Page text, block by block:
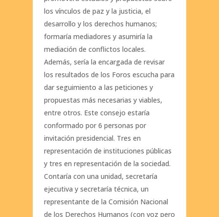
los vínculos de paz y la justicia, el
desarrollo y los derechos humanos;
formaría mediadores y asumiría la
mediación de conflictos locales.
Además, sería la encargada de revisar
los resultados de los Foros escucha para
dar seguimiento a las peticiones y
propuestas más necesarias y viables,
entre otros. Este consejo estaría
conformado por 6 personas por
invitación presidencial. Tres en
representación de instituciones públicas
y tres en representación de la sociedad.
Contaría con una unidad, secretaría
ejecutiva y secretaría técnica, un
representante de la Comisión Nacional
de los Derechos Humanos (con voz pero